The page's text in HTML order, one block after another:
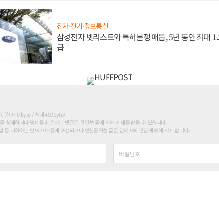
전자·전기·정보통신
삼성전자 넷리스트와 특허분쟁 매듭, 5년 동안 최대
급
. (현재 0 byte / 최대 400byte)
침해하거나 명예를 훼손하는 댓글은 관련 법률에 의해 제재를 받을 수 있습니다.
등 비하하는 단어가 내용에 포함되거나 인신공격성 글은 관리자의 판단에 의해 삭제 합니다.